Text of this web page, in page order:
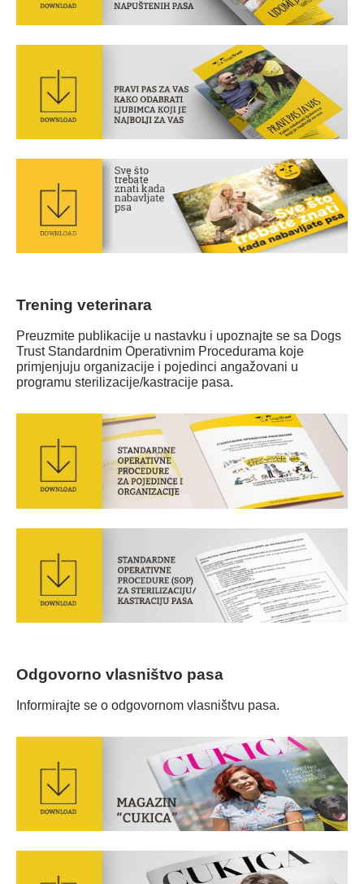
Trening veterinara
Preuzmite publikacije u nastavku i upoznajte se sa Dogs
Trust Standardnim Operativnim Procedurama koje
primjenjuju organizacije i pojedinci angažovani u
programu sterilizacije/kastracije pasa.
Odgovorno vlasništvo pasa
Informirajte se o odgovornom vlasništvu pasa.